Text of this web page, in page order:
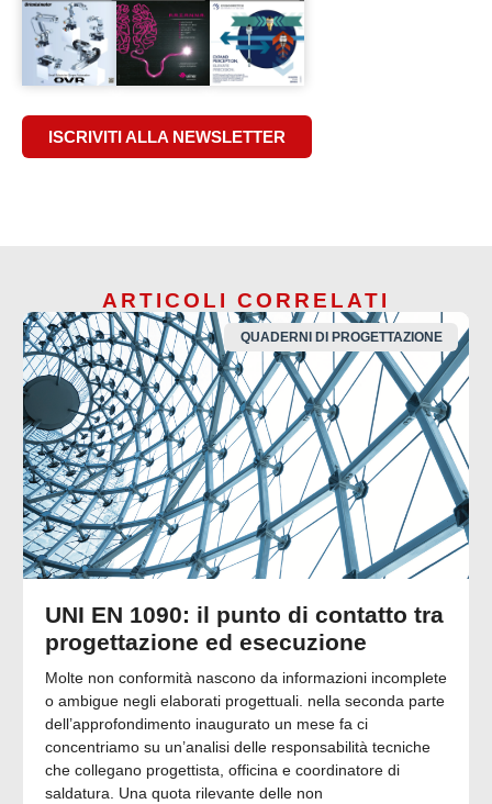
ISCRIVITI ALLA NEWSLETTER
ARTICOLI CORRELATI
QUADERNI DI PROGETTAZIONE
UNI EN 1090: il punto di contatto tra
progettazione ed esecuzione
Molte non conformità nascono da informazioni incomplete
o ambigue negli elaborati progettuali. nella seconda parte
dell’approfondimento inaugurato un mese fa ci
concentriamo su un’analisi delle responsabilità tecniche
che collegano progettista, officina e coordinatore di
saldatura. Una quota rilevante delle non